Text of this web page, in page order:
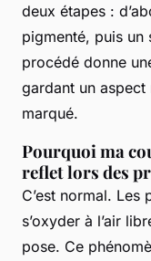
deux étapes :
pigmenté, puis un
procédé donne
gardant un
marqué.
Pourquoi ma
reflet lors des
C’est normal.
s’oxyder à l’air
pose. Ce